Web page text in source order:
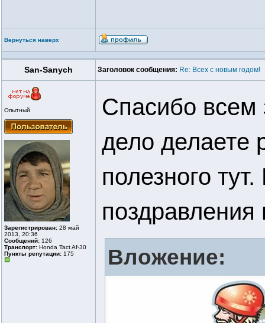
Вернуться наверх
San-Sanych Заголовок сообщения: Re: Всех с новым годом!
Опытный
Зарегистрирован: 28 май
2013, 20:36
Сообщений: 126
Транспорт: Honda Tact Af-30
Пункты репутации: 175
Спасибо всем
дело делаете
полезного
поздравления
Вложение: